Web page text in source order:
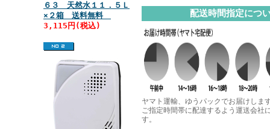
６３ 天然水１１．５Ｌ
×２箱 送料無料
3,115円(税込)
配送時間指定につ
ヤマト運輸、ゆうパックでお届けしま
ご指定時間帯に配達するよう運送会社
す。